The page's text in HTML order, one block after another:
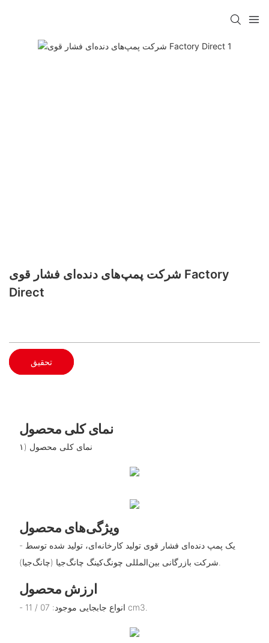
شرکت پمپ‌های دنده‌ای فشار قوی Factory
Direct
تحقیق
نمای کلی محصول
۱) نمای کلی محصول
ویژگی‌های محصول
- یک پمپ دنده‌ای فشار قوی تولید کارخانه‌ای، تولید شده توسط
شرکت بازرگانی بین‌المللی چونگ‌کینگ چانگ‌جیا (چانگ‌جیا).
ارزش محصول
- انواع جابجایی موجود: 07 / 11 cm3.